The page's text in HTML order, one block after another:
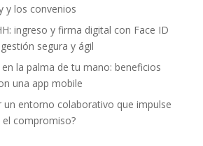
y los convenios
ingreso y firma digital con Face ID
segura y ágil
en la palma de tu mano: beneficios
una app mobile
un entorno colaborativo que impulse
compromiso?